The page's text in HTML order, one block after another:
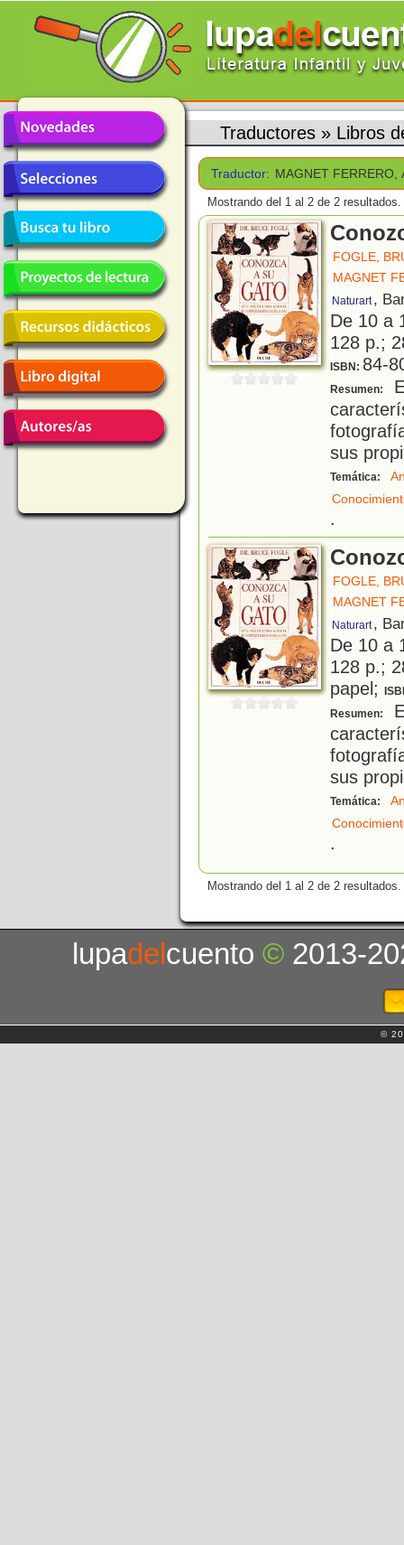
Traductores » Libros
Traductor: MAGNET FERRERO,
Mostrando del 1 al 2 de 2 resultados.
FOGLE,
MAGNET
Naturart ,
De 10 a
128 p.;
ISBN: 84-
Resumen:
sus
Temática:
.
FOGLE,
MAGNET
Naturart ,
De 10 a
128 p.;
papel;
Resumen:
sus
Temática:
.
Mostrando del 1 al 2 de 2 resultados.
lupadelcuento© 2013-
©